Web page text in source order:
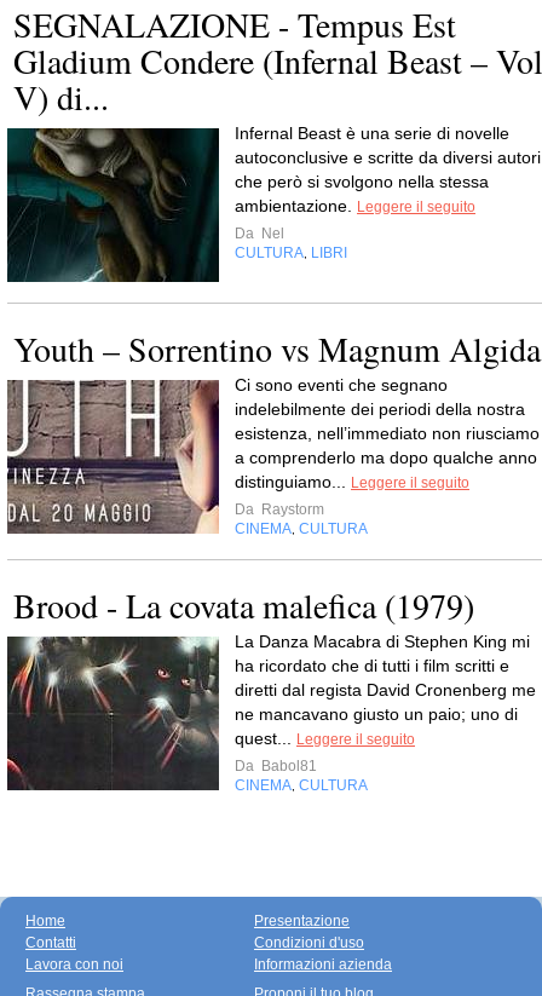
SEGNALAZIONE - Tempus Est
Gladium Condere (Infernal Beast – Vol
V) di...
Infernal Beast è una serie di novelle
autoconclusive e scritte da diversi autori
che però si svolgono nella stessa
ambientazione.
Leggere il seguito
Da Nel
CULTURA LIBRI
Youth – Sorrentino vs Magnum Algida
Ci sono eventi che segnano
indelebilmente dei periodi della nostra
esistenza, nell’immediato non riusciamo
a comprenderlo ma dopo qualche anno
distinguiamo...
Leggere il seguito
Da Raystorm
CINEMA CULTURA
Brood - La covata malefica (1979)
La Danza Macabra di Stephen King mi
ha ricordato che di tutti i film scritti e
diretti dal regista David Cronenberg me
ne mancavano giusto un paio; uno di
quest...
Leggere il seguito
Da Babol81
CINEMA CULTURA
Home
Contatti
Lavora con noi
Presentazione
Condizioni d'uso
Informazioni azienda